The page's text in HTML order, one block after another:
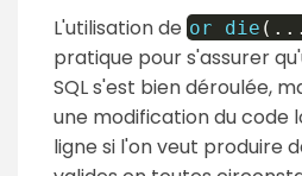
L'utilisation de or die ( ...
pratique pour s'assurer
SQL s'est bien déroulée,
une modification du code
ligne si l'on veut produire